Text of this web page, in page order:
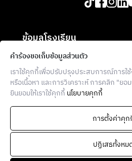
นาจะพา
คุณ
เรียนรู้
การทำ
อาหารที่
เน้นผัก
วัตถุดิบ
พร้อม
THE FOOD SCHOOL
936 โครงการบล็อก 28 ตึ
แขวงวังใหม่ เขตปทุมวัน ก
ข้อมูลโรงเรียน
สำหรับองค์กร
ข้อมูลเพิ่มเติม
คำร้องขอเก็บข้อมูลส่วนตัว
เราใช้คุกกี้เพื่อปรับปรุงประสบการณ์การใ
หรือเนื้อหา และการวิเคราะห์ การคลิก "
ยินยอมให้เราใช้คุกกี้นโยบายคุกกี้
การตั้งค่าคุ
ปฏิเสธทั้งหม